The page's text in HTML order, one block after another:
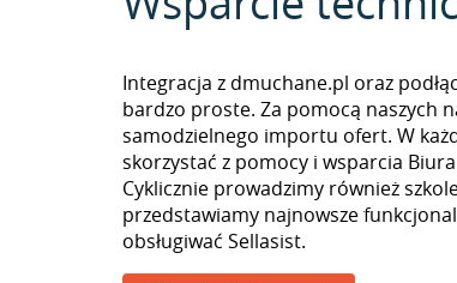
Integracja z dmuchane.pl oraz
bardzo proste. Za pomocą naszych
samodzielnego importu ofert. W
skorzystać z pomocy i wsparcia
Cyklicznie prowadzimy również
przedstawiamy najnowsze
obsługiwać Sellasist.